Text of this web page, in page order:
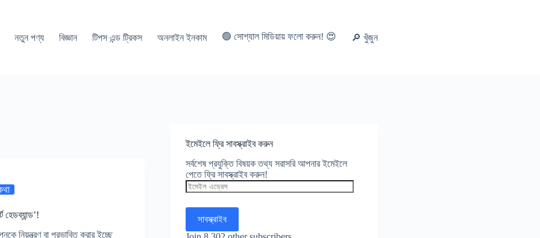
নতুন পণ্য বিজ্ঞান টিপস এন্ড ট্রিকস অনলাইন ইনকাম 🟢 সোশ্যাল মিডিয়ায় ফলো করুন! 😍 🔎 খুঁজুন
হেডব্যান্ড’!
নিয়ন্ত্রণ বা প্রভাবিত করার ইচ্ছে
ইমেইলে ফ্রি সাবস্ক্রাইব করুন
সর্বশেষ প্রযুক্তি বিষয়ক তথ্য সরাসরি আপনার ইমেইলে
পেতে ফ্রি সাবস্ক্রাইব করুন!
ইমেইল
এড্রেস
সাবস্ক্রাইব